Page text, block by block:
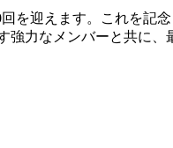
を迎えます。これを
強力なメンバーと共に